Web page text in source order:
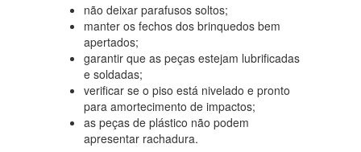
não deixar parafusos soltos;
manter os fechos dos brinquedos bem
apertados;
garantir que as peças estejam lubrificadas
e soldadas;
verificar se o piso está nivelado e pronto
para amortecimento de impactos;
as peças de plástico não podem
apresentar rachadura.